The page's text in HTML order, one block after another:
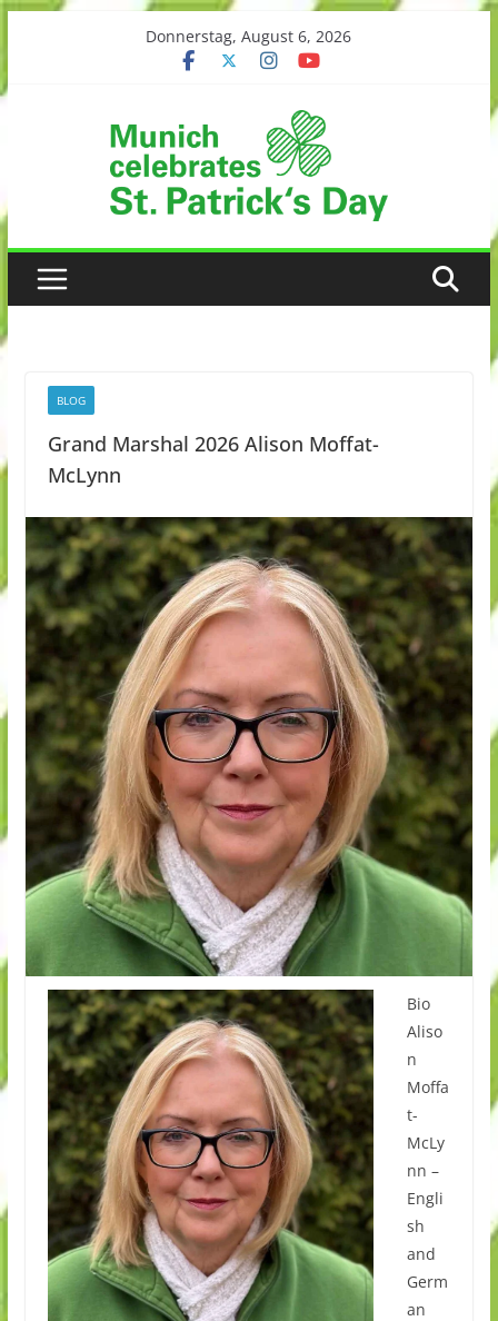
content
Donnerstag, August 6, 2026
BLOG
Grand Marshal 2026 Alison Moffat-
McLynn
Bio
Aliso
n
Moffa
t-
McLy
nn –
Engli
sh
and
Germ
an